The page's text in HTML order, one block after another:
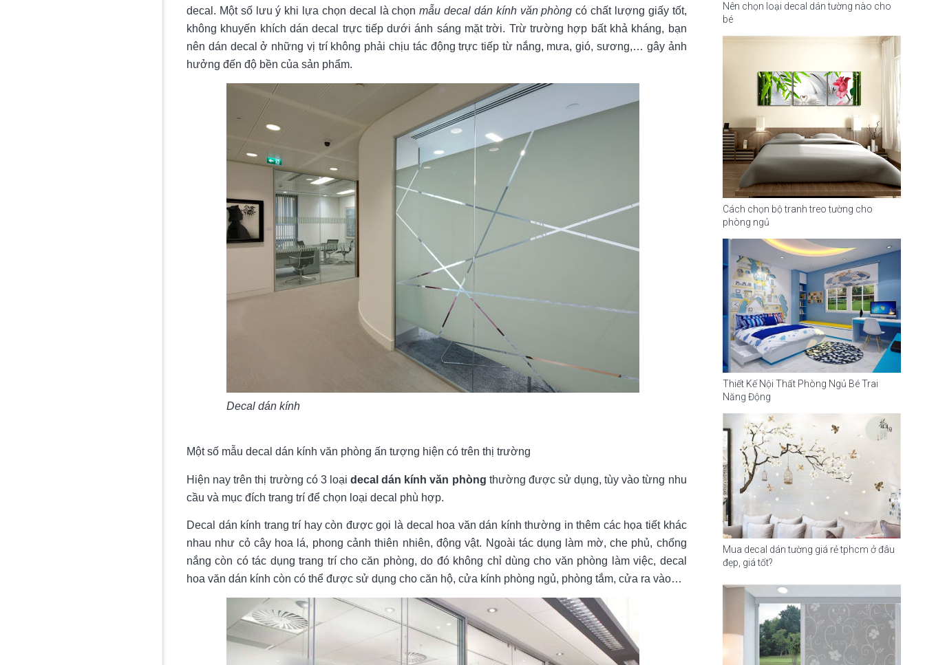
decal. Một số lưu ý khi lựa chọn decal là chọnmẫu decal dán kính văn phòng có chất lượng giấy tốt,
không khuyến khích dán decal trực tiếp dưới ánh sáng mặt trời. Trừ trường hợp bất khả kháng, bạn
nên dán decal ở những vị trí không phải chịu tác động trực tiếp từ nắng, mưa, gió, sương,… gây ảnh
hưởng đến độ bền của sản phẩm.
Decal dán kính
Một số mẫu decal dán kính văn phòng ấn tượng hiện có trên thị trường
Hiện nay trên thị trường có 3 loạidecal dán kính văn phòng thường được sử dụng, tùy vào từng nhu
cầu và mục đích trang trí để chọn loại decal phù hợp.
Decal dán kính trang trí hay còn được gọi là decal hoa văn dán kính thường in thêm các họa tiết khác
nhau như cỏ cây hoa lá, phong cảnh thiên nhiên, động vật. Ngoài tác dụng làm mờ, che phủ, chống
nắng còn có tác dụng trang trí cho căn phòng, do đó không chỉ dùng cho văn phòng làm việc, decal
hoa văn dán kính còn có thể được sử dụng cho căn hộ, cửa kính phòng ngủ, phòng tắm, cửa ra vào…
Nên chọn loại decal dán tường nào cho
bé
Cách chọn bộ tranh treo tường cho
phòng ngủ
Thiết Kế Nội Thất Phòng Ngủ Bé Trai
Năng Động
Mua decal dán tường giá rẻ tphcm ở đâu
đẹp, giá tốt?